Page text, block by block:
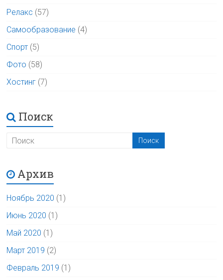
Релакс (57)
Самообразование (4)
Спорт (5)
Фото (58)
Хостинг (7)
Поиск
Архив
Ноябрь 2020 (1)
Июнь 2020 (1)
Май 2020 (1)
Март 2019 (2)
Февраль 2019 (1)